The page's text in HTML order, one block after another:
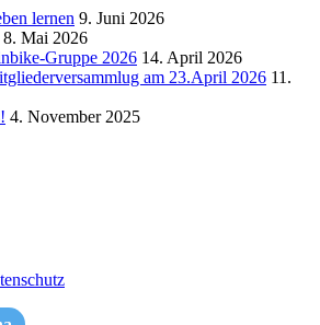
lernen 9. Juni 2026
8. Mai 2026
Gruppe 2026 14. April 2026
am 23.April 2026 11.
4. November 2025